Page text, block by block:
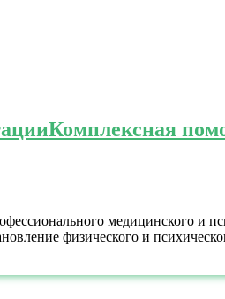
Комплексная
медицинского и
физического и